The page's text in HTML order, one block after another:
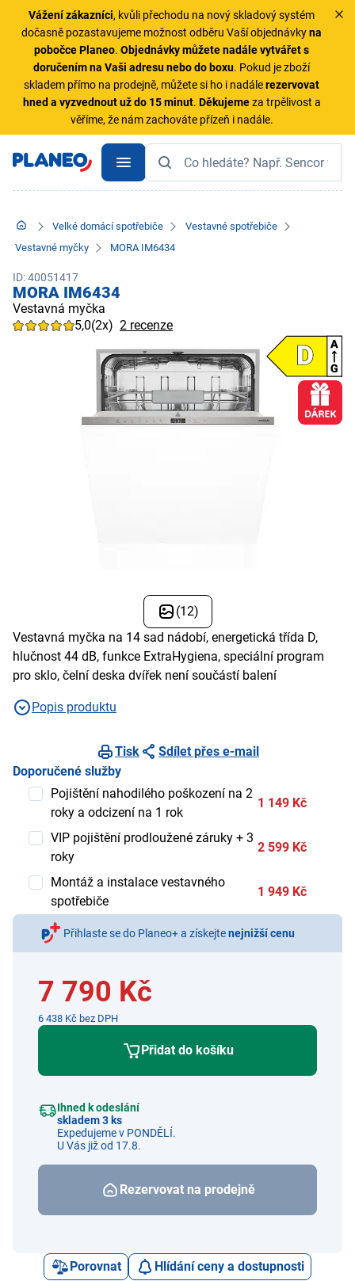
Vážení zákazníci, kvůli přechodu na nový skladový systém
dočasně pozastavujeme možnost odběru Vaší objednávkyna
pobočce Planeo.Objednávky můžete nadále vytvářet s
doručením na Vaši adresu nebo do boxu. Pokud je zboží
skladem přímo na prodejně, můžete si ho i nadálerezervovat
hned a vyzvednout už do 15 minut. Děkujemeza trpělivost a
věříme, že nám zachováte přízeň i nadále.
Velké domácí spotřebiče
Vestavné spotřebiče
Vestavné myčky
MORA IM6434
ID: 40051417
MORA IM6434
Vestavná myčka
5,0(2x) 2 recenze
(12)
Vestavná myčka na 14 sad nádobí, energetická třída D,
hlučnost 44 dB, funkce ExtraHygiena, speciální program
pro sklo, čelní deska dvířek není součástí balení
Popis produktu
Tisk
Sdílet přes e-mail
Doporučené služby
Pojištění nahodilého poškození na 2
roky a odcizení na 1 rok
1 149 Kč
VIP pojištění prodloužené záruky + 3
roky
2 599 Kč
Montáž a instalace vestavného
spotřebiče
1 949 Kč
Přihlaste se do Planeo+ a získejtenejnižší cenu
7 790 Kč
6 438 Kč bez DPH
Přidat do košíku
Ihned k odeslání
skladem 3 ks
Expedujeme v PONDĚLÍ.
U Vás již od 17.8.
Rezervovat na prodejně
Porovnat
Hlídání ceny a dostupnosti